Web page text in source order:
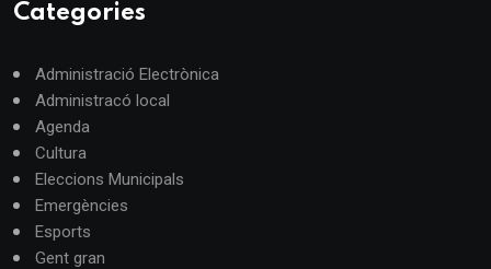
Categories
Administració Electrònica
Administracó local
Agenda
Cultura
Eleccions Municipals
Emergències
Esports
Gent gran